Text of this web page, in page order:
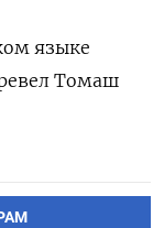
языке
Томаш